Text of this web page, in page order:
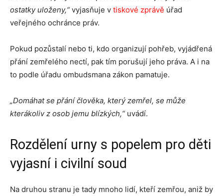
ostatky uloženy,“vyjasňuje v tiskové zprávě úřad
veřejného ochránce práv.
Pokud pozůstalí nebo ti, kdo organizují pohřeb, vyjádřená
přání zemřelého nectí, pak tím porušují jeho práva. A i na
to podle úřadu ombudsmana zákon pamatuje.
„Domáhat se přání člověka, který zemřel, se může
kterákoliv z osob jemu blízkých,“ uvádí.
Rozdělení urny s popelem pro děti
vyjasní i civilní soud
Na druhou stranu je tady mnoho lidí, kteří zemřou, aniž by